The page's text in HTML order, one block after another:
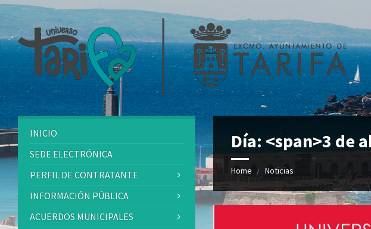
Día: <span>3 de
Home Noticias
INICIO
SEDE ELECTRÓNICA
PERFIL DE CONTRATANTE
INFORMACIÓN PÚBLICA
ACUERDOS MUNICIPALES